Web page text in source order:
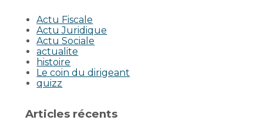
Actu Fiscale
Actu Juridique
Actu Sociale
actualite
histoire
Le coin du dirigeant
quizz
Articles récents